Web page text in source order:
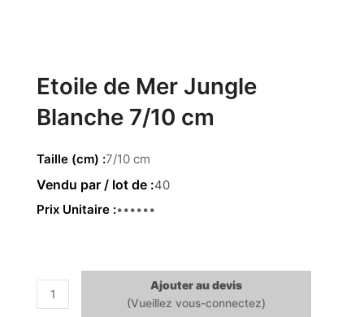
Etoile de Mer Jungle
Blanche 7/10 cm
Taille (cm) 7/10 cm
40
Prix Unitaire 0.72 €
quantité
de
Ajouter au devis